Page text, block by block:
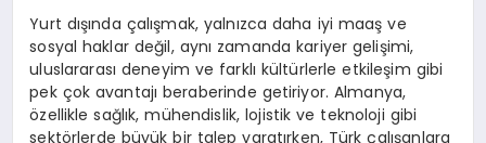
Yurt dışında çalışmak, yalnızca daha iyi maaş ve
sosyal haklar değil, aynı zamanda kariyer gelişimi,
uluslararası deneyim ve farklı kültürlerle etkileşim gibi
pek çok avantajı beraberinde getiriyor. Almanya,
özellikle sağlık, mühendislik, lojistik ve teknoloji gibi
sektörlerde büyük bir talep yaratırken, Türk çalışanlara